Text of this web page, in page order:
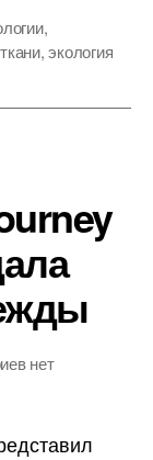
,
,экология
к
нет